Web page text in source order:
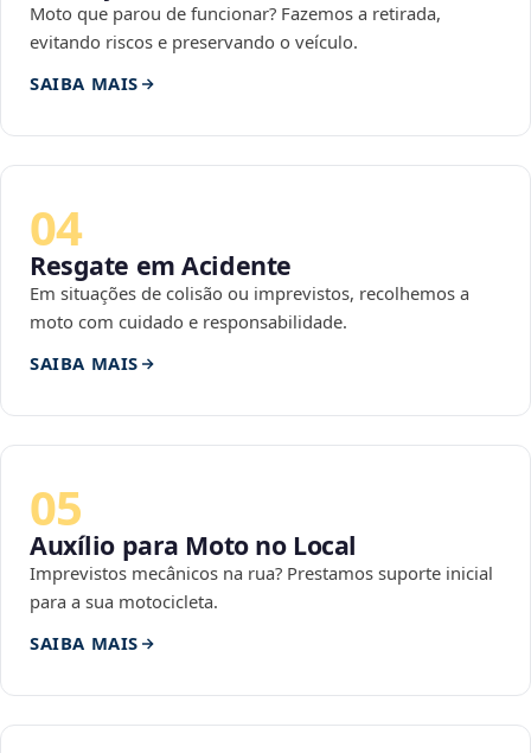
Moto que parou de funcionar? Fazemos a retirada,
evitando riscos e preservando o veículo.
SAIBA MAIS
04
Resgate em Acidente
Em situações de colisão ou imprevistos, recolhemos a
moto com cuidado e responsabilidade.
SAIBA MAIS
05
Auxílio para Moto no Local
Imprevistos mecânicos na rua? Prestamos suporte inicial
para a sua motocicleta.
SAIBA MAIS